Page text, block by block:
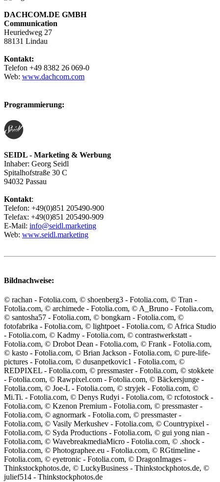
DACHCOM.DE GMBH
Communication
Heuriedweg 27
88131 Lindau
Kontakt:
Telefon +49 8382 26 069-0
Web: www.dachcom.com
Programmierung:
SEIDL - Marketing & Werbung
Inhaber: Georg Seidl
Spitalhofstraße 30 C
94032 Passau
Kontakt:
Telefon: +49(0)851 205490-900
Telefax: +49(0)851 205490-909
E-Mail: info@seidl.marketing
Web: www.seidl.marketing
Bildnachweise:
© rachan - Fotolia.com, © shoenberg3 - Fotolia.com, © Tran -
Fotolia.com, © archimede - Fotolia.com, © A_Bruno - Fotolia.com,
© santosha57 - Fotolia.com, © bongkarn - Fotolia.com, ©
fotofabrika - Fotolia.com, © lightpoet - Fotolia.com, © Africa Studio
- Fotolia.com, © Kadmy - Fotolia.com, © contrastwerkstatt -
Fotolia.com, © Drobot Dean - Fotolia.com, © Frank - Fotolia.com,
© kasto - Fotolia.com, © Brian Jackson - Fotolia.com, © pure-life-
pictures - Fotolia.com, © dusanpetkovic1 - Fotolia.com, ©
REDPIXEL - Fotolia.com, © pressmaster - Fotolia.com, © stokkete
- Fotolia.com, © Rawpixel.com - Fotolia.com, © Bäckersjunge -
Fotolia.com, © Joe-L - Fotolia.com, © stryjek - Fotolia.com, ©
Mi.Ti. - Fotolia.com, © Denys Rudyi - Fotolia.com, © rcfotostock -
Fotolia.com, © Kzenon Premium - Fotolia.com, © pressmaster -
Fotolia.com, © agnormark - Fotolia.com, © pressmaster -
Fotolia.com, © Vasily Merkushev - Fotolia.com, © Countrypixel -
Fotolia.com, © Syda Productions - Fotolia.com, © gui yong nian -
Fotolia.com, © WavebreakmediaMicro - Fotolia.com, © .shock -
Fotolia.com, © Photographee.eu - Fotolia.com, © RGtimeline -
Fotolia.com, © eyetronic - Fotolia.com, © DragonImages -
Thinkstockphotos.de, © LuckyBusiness - Thinkstockphotos.de, ©
julief514 - Thinkstockphotos.de